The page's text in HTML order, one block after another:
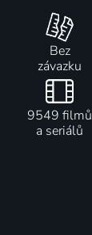
Bez
závazku
9549 filmů
a seriálů